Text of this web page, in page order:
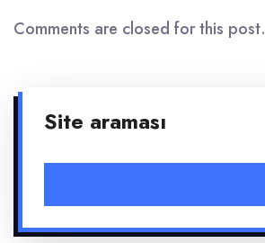
Comments are closed for this post.
Site araması